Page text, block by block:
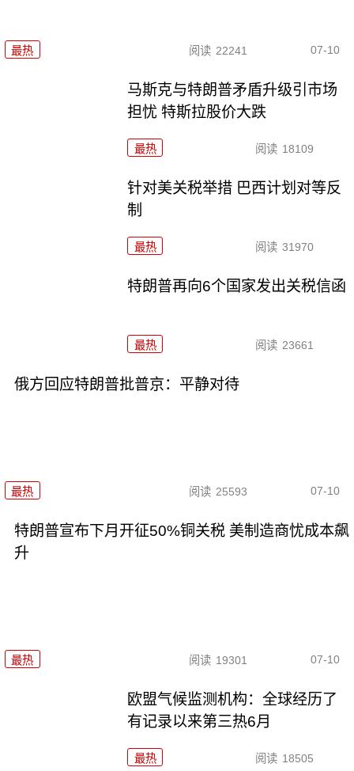
最热 阅读 22241 07-10
马斯克与特朗普矛盾升级引市场
担忧 特斯拉股价大跌
最热 阅读 18109
针对美关税举措 巴西计划对等反
制
最热 阅读 31970
特朗普再向6个国家发出关税信函
最热 阅读 23661
俄方回应特朗普批普京：平静对待
最热 阅读 25593 07-10
特朗普宣布下月开征50%铜关税 美制造商忧成本飙
升
最热 阅读 19301 07-10
欧盟气候监测机构：全球经历了
有记录以来第三热6月
最热 阅读 18505